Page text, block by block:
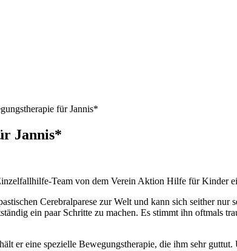
für Jannis*
Jannis*
Team von dem Verein Aktion Hilfe für Kinder
Cerebralparese zur Welt und kann sich seither
ein paar Schritte zu machen. Es stimmt ihn oftmals
er eine spezielle Bewegungstherapie, die ihm sehr